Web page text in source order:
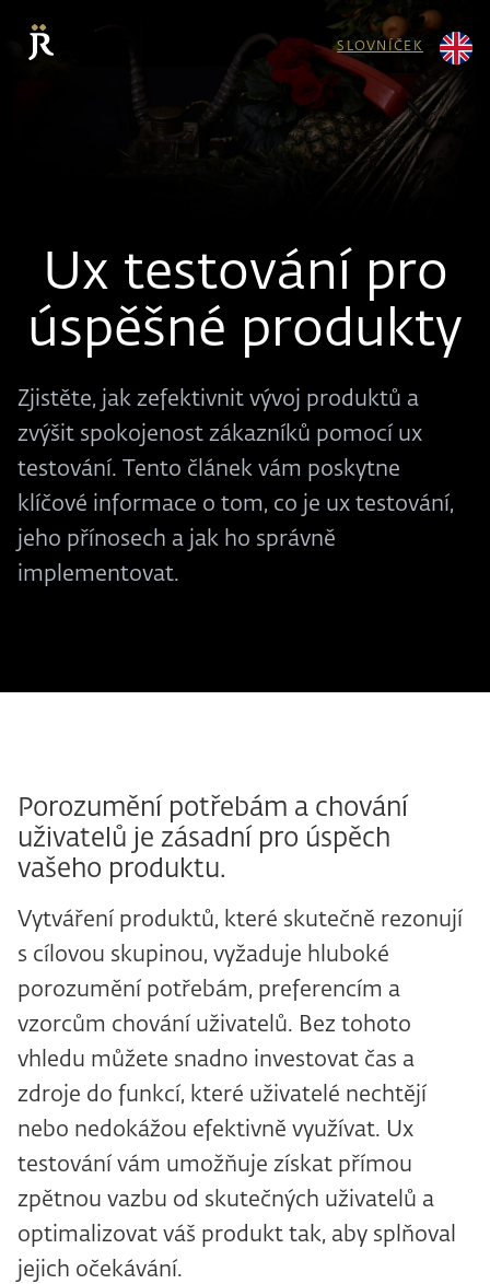
SLOVNÍČEK
Ux testování pro
úspěšné produkty
Zjistěte, jak zefektivnit vývoj produktů a
zvýšit spokojenost zákazníků pomocí ux
testování. Tento článek vám poskytne
klíčové informace o tom, co je ux testování,
jeho přínosech a jak ho správně
implementovat.
Porozumění potřebám a chování
uživatelů je zásadní pro úspěch
vašeho produktu.
Vytváření produktů, které skutečně rezonují
s cílovou skupinou, vyžaduje hluboké
porozumění potřebám, preferencím a
vzorcům chování uživatelů. Bez tohoto
vhledu můžete snadno investovat čas a
zdroje do funkcí, které uživatelé nechtějí
nebo nedokážou efektivně využívat. Ux
testování vám umožňuje získat přímou
zpětnou vazbu od skutečných uživatelů a
optimalizovat váš produkt tak, aby splňoval
jejich očekávání.